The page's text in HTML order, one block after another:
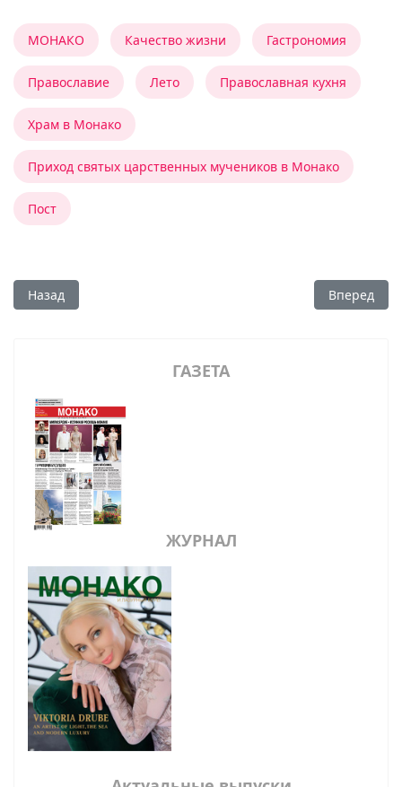
МОНАКО Качество жизни Гастрономия
Православие Лето Православная кухня
Храм в Монако
Приход святых царственных мучеников в Монако
Пост
Предыдущий: Зачем нужны просфоры?
Назад Вперед
ГАЗЕТА
ЖУРНАЛ